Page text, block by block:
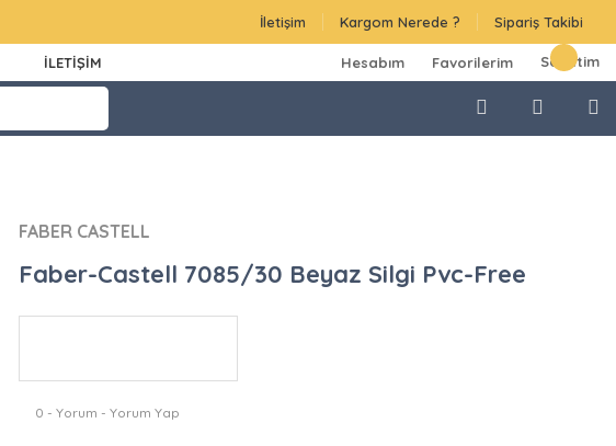
İletişim Kargom Nerede ? Sipariş Takibi
İLETİŞİM Hesabım Favorilerim Sepetim
FABER CASTELL
Faber-Castell 7085/30 Beyaz Silgi Pvc-Free
0 - Yorum - Yorum Yap